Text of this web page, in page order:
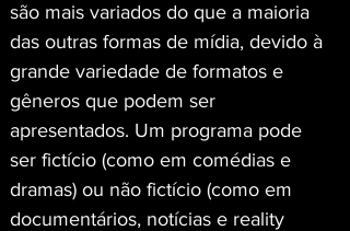
são mais variados do que a maioria
das outras formas de mídia, devido à
grande variedade de formatos e
gêneros que podem ser
apresentados. Um programa pode
ser fictício (como em comédias e
dramas) ou não fictício (como em
documentários, notícias e reality